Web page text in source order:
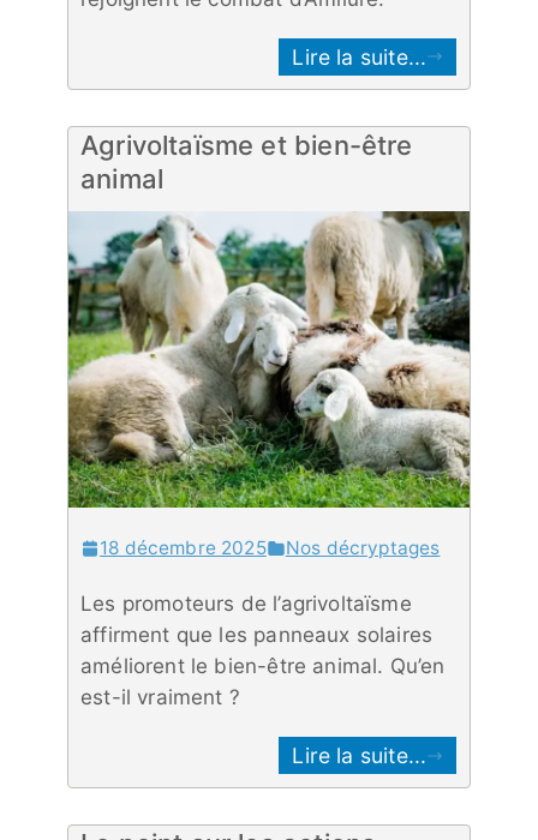
Lire la suite...
Agrivoltaïsme et bien-être
animal
18 décembre 2025 Nos décryptages
Les promoteurs de l’agrivoltaïsme
affirment que les panneaux solaires
améliorent le bien-être animal. Qu’en
est-il vraiment ?
Lire la suite...